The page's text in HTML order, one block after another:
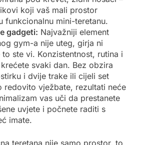
koji vaš mali prostor
funkcionalnu mini-teretanu.
gadgeti: Najvažniji element
gym-a nije uteg, girja ni
ste vi. Konzistentnost, rutina i
svaki dan. Bez obzira
i dvije trake ili cijeli set
redovito vježbate, rezultati neće
vas uči da prestanete
uvjete i počnete raditi s
imate.